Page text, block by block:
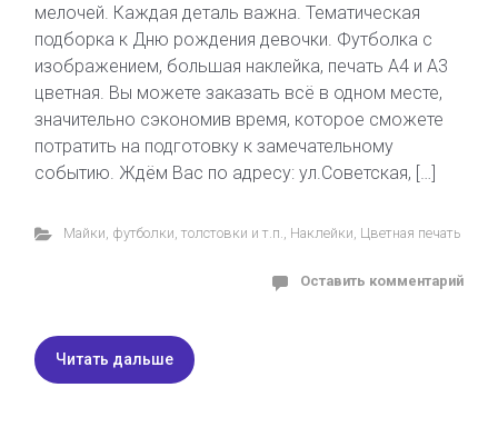
мелочей. Каждая деталь важна. Тематическая
подборка к Дню рождения девочки. Футболка с
изображением, большая наклейка, печать А4 и А3
цветная. Вы можете заказать всё в одном месте,
значительно сэкономив время, которое сможете
потратить на подготовку к замечательному
событию. Ждём Вас по адресу: ул.Советская, […]
Майки, футболки, толстовки и т.п. Наклейки Цветная печать
Оставить комментарий
Читать дальше